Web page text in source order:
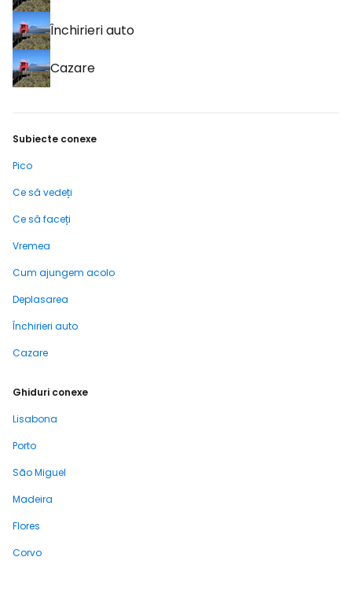
Închirieri auto
Cazare
Subiecte conexe
Pico
Ce să vedeți
Ce să faceți
Vremea
Cum ajungem acolo
Deplasarea
Închirieri auto
Cazare
Ghiduri conexe
Lisabona
Porto
São Miguel
Madeira
Flores
Corvo